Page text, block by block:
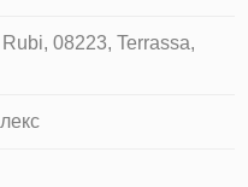
08223, Terrassa,